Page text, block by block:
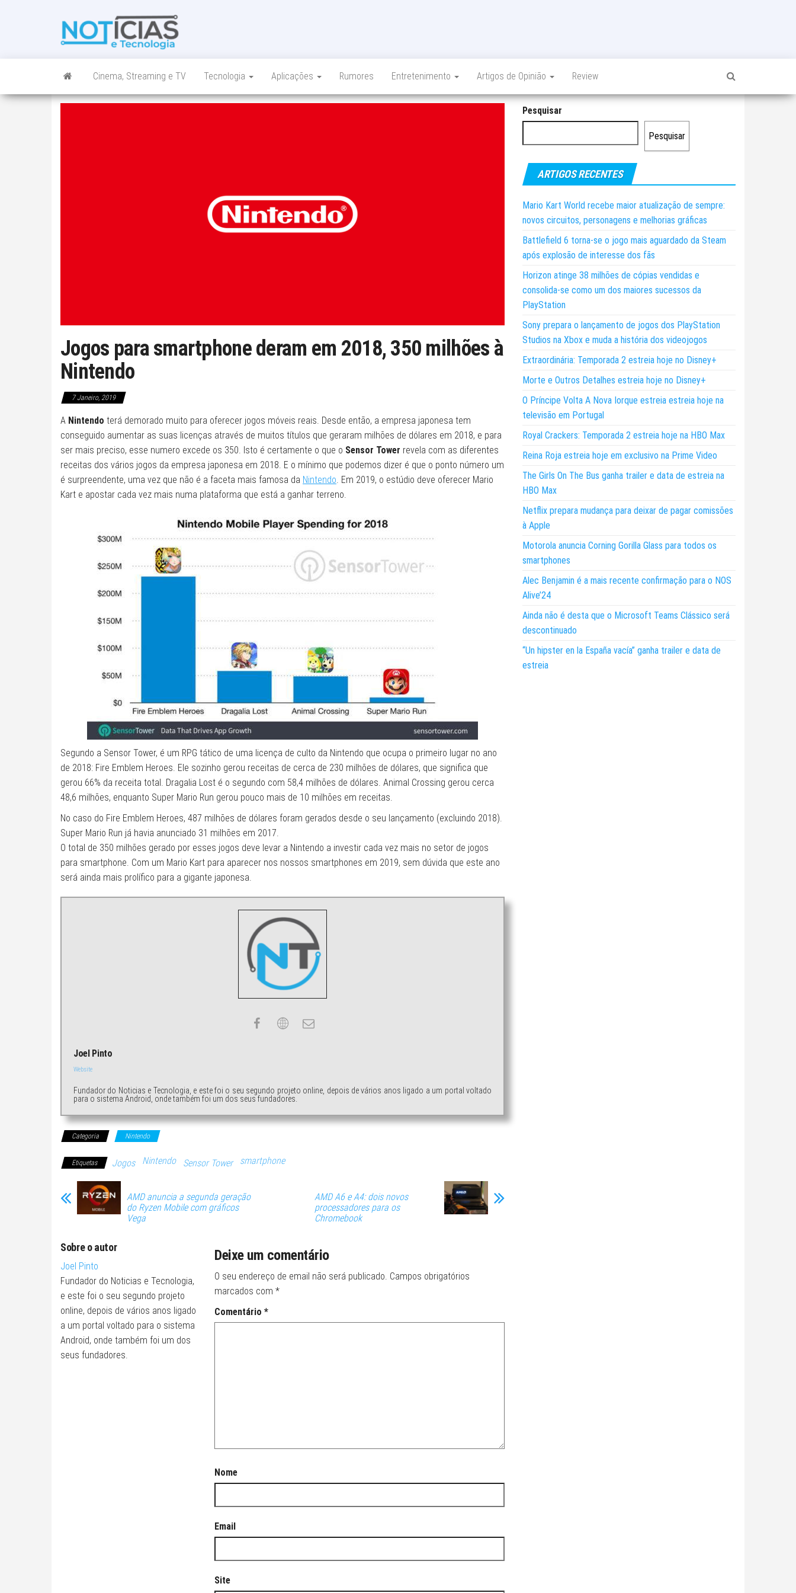
num só lugar
Cinema, Streaming e TV Tecnologia Aplicações Rumores Entretenimento Artigos de Opinião Review
Jogos para smartphone deram em 2018, 350 milhões à
Nintendo
7 Janeiro, 2019
A Nintendo terá demorado muito para oferecer jogos móveis reais. Desde então, a empresa japonesa tem
conseguido aumentar as suas licenças através de muitos títulos que geraram milhões de dólares em 2018, e para
ser mais preciso, esse numero excede os 350. Isto é certamente o que o Sensor Tower revela com as diferentes
receitas dos vários jogos da empresa japonesa em 2018. E o mínimo que podemos dizer é que o ponto número um
é surpreendente, uma vez que não é a faceta mais famosa da Nintendo. Em 2019, o estúdio deve oferecer Mario
Kart e apostar cada vez mais numa plataforma que está a ganhar terreno.
Segundo a Sensor Tower, é um RPG tático de uma licença de culto da Nintendo que ocupa o primeiro lugar no ano
de 2018: Fire Emblem Heroes. Ele sozinho gerou receitas de cerca de 230 milhões de dólares, que significa que
gerou 66% da receita total. Dragalia Lost é o segundo com 58,4 milhões de dólares. Animal Crossing gerou cerca
48,6 milhões, enquanto Super Mario Run gerou pouco mais de 10 milhões em receitas.
No caso do Fire Emblem Heroes, 487 milhões de dólares foram gerados desde o seu lançamento (excluindo 2018).
Super Mario Run já havia anunciado 31 milhões em 2017.
O total de 350 milhões gerado por esses jogos deve levar a Nintendo a investir cada vez mais no setor de jogos
para smartphone. Com um Mario Kart para aparecer nos nossos smartphones em 2019, sem dúvida que este ano
será ainda mais prolífico para a gigante japonesa.
Joel Pinto
Website
Fundador do Noticias e Tecnologia, e este foi o seu segundo projeto online, depois de vários anos ligado a um portal voltado
para o sistema Android, onde também foi um dos seus fundadores.
Categoria Nintendo
Etiquetas Jogos Nintendo Sensor Tower smartphone
AMD anuncia a segunda geração
do Ryzen Mobile com gráficos
Vega
AMD A6 e A4: dois novos
processadores para os
Chromebook
Sobre o autor
Joel Pinto
Fundador do Noticias e Tecnologia,
e este foi o seu segundo projeto
online, depois de vários anos ligado
a um portal voltado para o sistema
Android, onde também foi um dos
seus fundadores.
Deixe um comentário
O seu endereço de email não será publicado. Campos obrigatórios
marcados com *
Comentário *
Nome
Email
Site
Pesquisar
Pesquisar
ARTIGOS RECENTES
Mario Kart World recebe maior atualização de sempre:
novos circuitos, personagens e melhorias gráficas
Battlefield 6 torna-se o jogo mais aguardado da Steam
após explosão de interesse dos fãs
Horizon atinge 38 milhões de cópias vendidas e
consolida-se como um dos maiores sucessos da
PlayStation
Sony prepara o lançamento de jogos dos PlayStation
Studios na Xbox e muda a história dos videojogos
Extraordinária: Temporada 2 estreia hoje no Disney+
Morte e Outros Detalhes estreia hoje no Disney+
O Príncipe Volta A Nova Iorque estreia estreia hoje na
televisão em Portugal
Royal Crackers: Temporada 2 estreia hoje na HBO Max
Reina Roja estreia hoje em exclusivo na Prime Video
The Girls On The Bus ganha trailer e data de estreia na
HBO Max
Netflix prepara mudança para deixar de pagar comissões
à Apple
Motorola anuncia Corning Gorilla Glass para todos os
smartphones
Alec Benjamin é a mais recente confirmação para o NOS
Alive’24
Ainda não é desta que o Microsoft Teams Clássico será
descontinuado
“Un hipster en la España vacía” ganha trailer e data de
estreia